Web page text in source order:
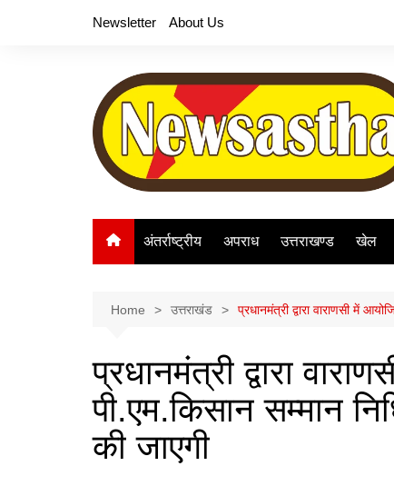
Newsletter About Us
अंतर्राष्ट्रीय अपराध उत्तराखण्ड खेल
Home उत्तराखंड प्रधानमंत्री द्वारा वाराणसी में
प्रधानमंत्री द्वारा
पी.एम.किसान सम्मान
की जाएगी